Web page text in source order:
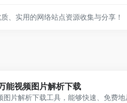
、实用的网络站点资源收集与分享！
能视频图片解析下载